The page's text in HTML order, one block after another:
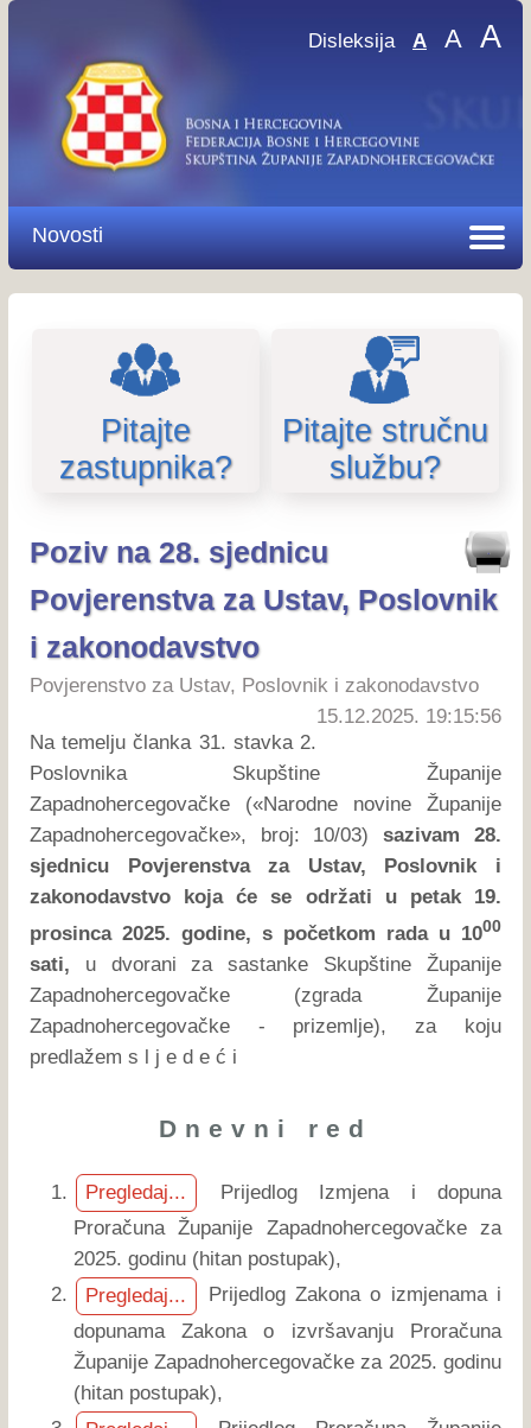
Disleksija A A A
Novosti
Pitajte
zastupnika?
Pitajte stručnu
službu?
Poziv na 28. sjednicu
Povjerenstva za Ustav, Poslovnik
i zakonodavstvo
Povjerenstvo za Ustav, Poslovnik i zakonodavstvo
15.12.2025. 19:15:56
Na temelju članka 31. stavka 2.
Poslovnika Skupštine Županije
Zapadnohercegovačke («Narodne novine Županije
Zapadnohercegovačke», broj: 10/03)sazivam 28.
sjednicu Povjerenstva za Ustav, Poslovnik i
zakonodavstvo koja će se održati u petak 19.
prosinca 2025. godine, s početkom rada u 1000
sati, u dvorani za sastanke Skupštine Županije
Zapadnohercegovačke (zgrada Županije
Zapadnohercegovačke - prizemlje), za koju
predlažem s l j e d e ć i
Dnevni red
Pregledaj...
Prijedlog Izmjena i dopuna
Proračuna Županije Zapadnohercegovačke za
2025. godinu (hitan postupak),
Pregledaj...
Prijedlog Zakona o izmjenama i
dopunama Zakona o izvršavanju Proračuna
Županije Zapadnohercegovačke za 2025. godinu
(hitan postupak),